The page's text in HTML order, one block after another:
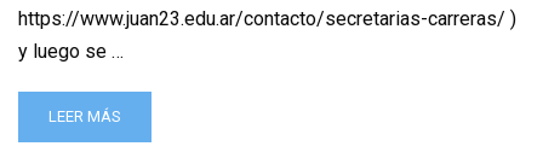
https://www.juan23.edu.ar/contacto/secretarias-carreras/ )
y luego se …
LEER MÁS